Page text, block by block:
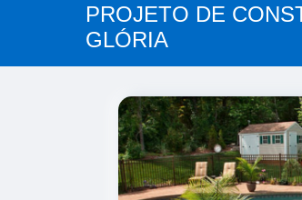
PROJETO DE
GLÓRIA